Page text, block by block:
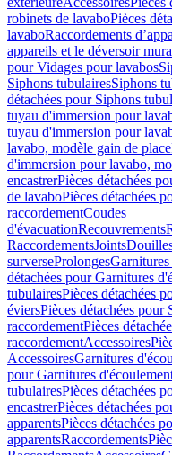
robinets de lavaboPièces
lavaboRaccordements
appareils et le déversoir
pour Vidages pour lavabos
Siphons tubulairesSiphons
détachées pour Siphons
tuyau d'immersion pour
tuyau d'immersion pour
lavabo, modèle gain de place
d'immersion pour lavabo,
encastrerPièces détachées
de lavaboPièces détachées
raccordementCoudes
d'évacuationRecouvrements
RaccordementsJoints
surverseProlonges
détachées pour Garnitures
tubulairesPièces détachées
éviersPièces détachées pour
raccordementPièces
raccordementAccessoires
AccessoiresGarnitures
pour Garnitures
tubulairesPièces détachées
encastrerPièces détachées
apparentsPièces détachées
apparentsRaccordements